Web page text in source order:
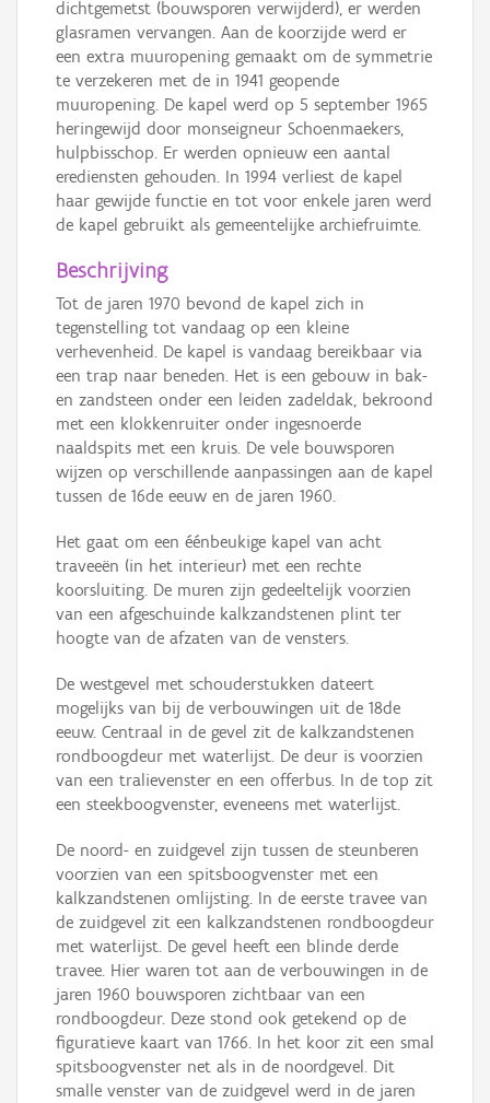
dichtgemetst (bouwsporen verwijderd), er werden
glasramen vervangen. Aan de koorzijde werd er
een extra muuropening gemaakt om de symmetrie
te verzekeren met de in 1941 geopende
muuropening. De kapel werd op 5 september 1965
heringewijd door monseigneur Schoenmaekers,
hulpbisschop. Er werden opnieuw een aantal
erediensten gehouden. In 1994 verliest de kapel
haar gewijde functie en tot voor enkele jaren werd
de kapel gebruikt als gemeentelijke archiefruimte.
Beschrijving
Tot de jaren 1970 bevond de kapel zich in
tegenstelling tot vandaag op een kleine
verhevenheid. De kapel is vandaag bereikbaar via
een trap naar beneden. Het is een gebouw in bak-
en zandsteen onder een leiden zadeldak, bekroond
met een klokkenruiter onder ingesnoerde
naaldspits met een kruis. De vele bouwsporen
wijzen op verschillende aanpassingen aan de kapel
tussen de 16de eeuw en de jaren 1960.
Het gaat om een éénbeukige kapel van acht
traveeën (in het interieur) met een rechte
koorsluiting. De muren zijn gedeeltelijk voorzien
van een afgeschuinde kalkzandstenen plint ter
hoogte van de afzaten van de vensters.
De westgevel met schouderstukken dateert
mogelijks van bij de verbouwingen uit de 18de
eeuw. Centraal in de gevel zit de kalkzandstenen
rondboogdeur met waterlijst. De deur is voorzien
van een tralievenster en een offerbus. In de top zit
een steekboogvenster, eveneens met waterlijst.
De noord- en zuidgevel zijn tussen de steunberen
voorzien van een spitsboogvenster met een
kalkzandstenen omlijsting. In de eerste travee van
de zuidgevel zit een kalkzandstenen rondboogdeur
met waterlijst. De gevel heeft een blinde derde
travee. Hier waren tot aan de verbouwingen in de
jaren 1960 bouwsporen zichtbaar van een
rondboogdeur. Deze stond ook getekend op de
figuratieve kaart van 1766. In het koor zit een smal
spitsboogvenster net als in de noordgevel. Dit
smalle venster van de zuidgevel werd in de jaren